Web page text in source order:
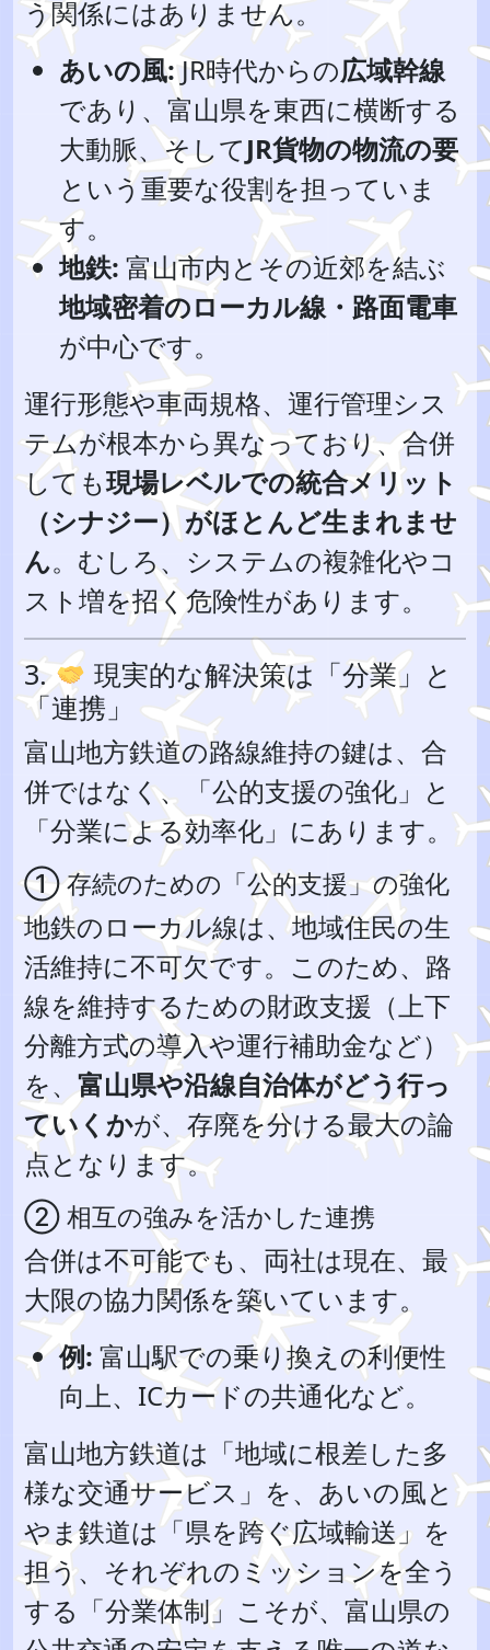
う関係にはありません。
あいの風: JR時代からの広域幹線
であり、富山県を東西に横断する
大動脈、そしてJR貨物の物流の要
という重要な役割を担っていま
す。
地鉄: 富山市内とその近郊を結ぶ
地域密着のローカル線・路面電車
が中心です。
運行形態や車両規格、運行管理シス
テムが根本から異なっており、合併
しても現場レベルでの統合メリット
（シナジー）がほとんど生まれませ
ん。むしろ、システムの複雑化やコ
スト増を招く危険性があります。
3.
現実的な解決策は「分業」と
「連携」
富山地方鉄道の路線維持の鍵は、合
併ではなく、「公的支援の強化」と
「分業による効率化」にあります。
① 存続のための「公的支援」の強化
地鉄のローカル線は、地域住民の生
活維持に不可欠です。このため、路
線を維持するための財政支援（上下
分離方式の導入や運行補助金など）
を、 富山県や沿線自治体がどう行っ
ていくかが、存廃を分ける最大の論
点となります。
② 相互の強みを活かした連携
合併は不可能でも、両社は現在、最
大限の協力関係を築いています。
例: 富山駅での乗り換えの利便性
向上、ICカードの共通化など。
富山地方鉄道は「地域に根差した多
様な交通サービス」を、あいの風と
やま鉄道は「県を跨ぐ広域輸送」を
担う、それぞれのミッションを全う
する「分業体制」こそが、富山県の